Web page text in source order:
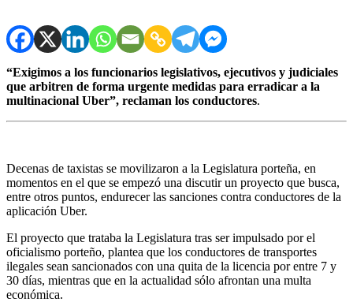
“Exigimos a los funcionarios legislativos, ejecutivos y judiciales
que arbitren de forma urgente medidas para erradicar a la
multinacional Uber”, reclaman los conductores.
Decenas de taxistas se movilizaron a la Legislatura porteña, en
momentos en el que se empezó una discutir un proyecto que busca,
entre otros puntos, endurecer las sanciones contra conductores de la
aplicación Uber.
El proyecto que trataba la Legislatura tras ser impulsado por el
oficialismo porteño, plantea que los conductores de transportes
ilegales sean sancionados con una quita de la licencia por entre 7 y
30 días, mientras que en la actualidad sólo afrontan una multa
económica.